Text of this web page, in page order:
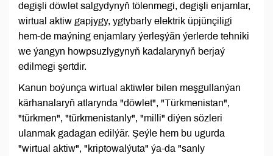
degişli döwlet salgydynyň tölenmegi, degişli enjamlar,
wirtual aktiw gapjygy, ygtybarly elektrik üpjünçiligi
hem-de maýning enjamlary ýerleşýän ýerlerde tehniki
we ýangyn howpsuzlygynyň kadalarynyň berjaý
edilmegi şertdir.
Kanun boýunça wirtual aktiwler bilen meşgullanýan
kärhanalaryň atlarynda "döwlet", "Türkmenistan",
"türkmen", "türkmenistanly", "milli" diýen sözleri
ulanmak gadagan edilýär. Şeýle hem bu ugurda
"wirtual aktiw", "kriptowalýuta" ýa-da "sanly